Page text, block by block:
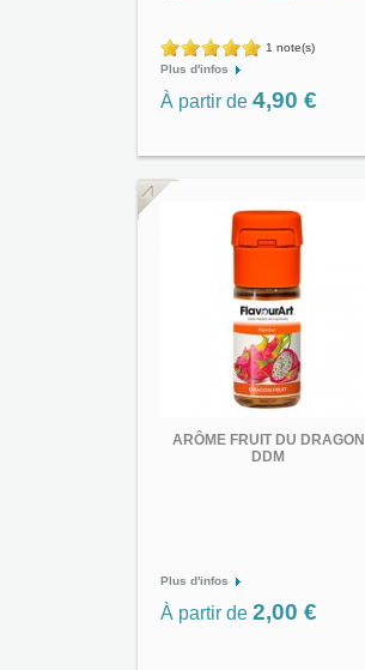
1 note(s)
Plus d'infos
À partir de 4,90 €
ARÔME FRUIT DU DRAGON
DDM
Plus d'infos
À partir de 2,00 €